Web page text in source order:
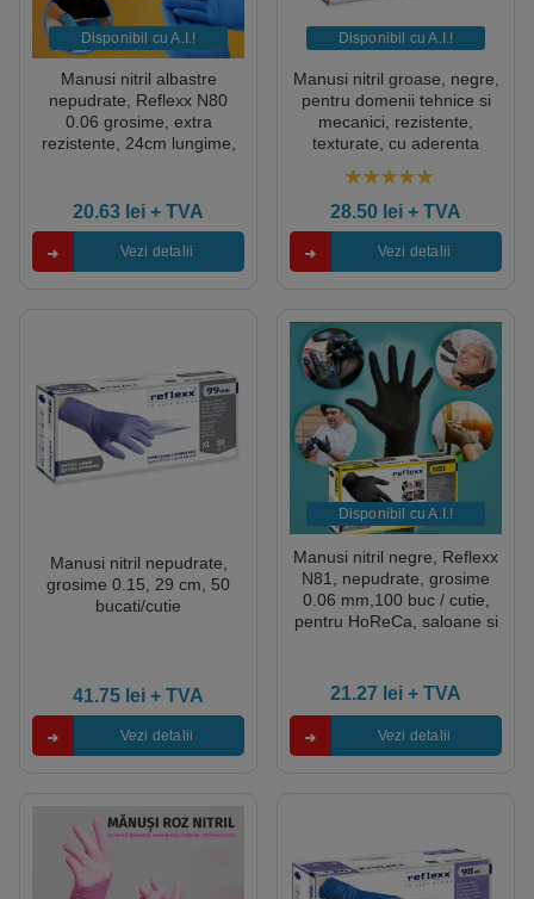
Disponibil cu A.I.​!
Manusi nitril albastre
nepudrate, Reflexx N80
0.06 grosime, extra
rezistente, 24cm lungime,
20.63 lei + TVA
Vezi detalii
Disponibil cu A.I.​!
Manusi nitril groase, negre,
pentru domenii tehnice si
mecanici, rezistente,
texturate, cu aderenta
grosime, 50 buc/cutie
28.50 lei + TVA
Vezi detalii
Manusi nitril nepudrate,
grosime 0.15, 29 cm, 50
bucati/cutie
41.75 lei + TVA
Vezi detalii
Disponibil cu A.I.​!
Manusi nitril negre, Reflexx
N81, nepudrate, grosime
0.06 mm,100 buc / cutie,
pentru HoReCa, saloane si
21.27 lei + TVA
Vezi detalii